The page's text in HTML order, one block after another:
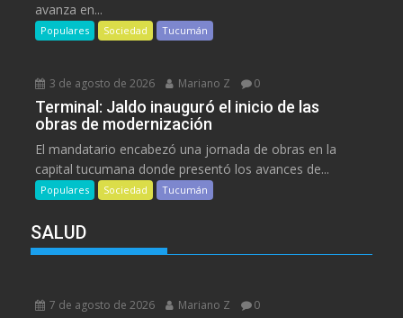
avanza en...
Populares Sociedad Tucumán
3 de agosto de 2026 Mariano Z 0
Terminal: Jaldo inauguró el inicio de las
obras de modernización
El mandatario encabezó una jornada de obras en la
capital tucumana donde presentó los avances de...
Populares Sociedad Tucumán
SALUD
7 de agosto de 2026 Mariano Z 0